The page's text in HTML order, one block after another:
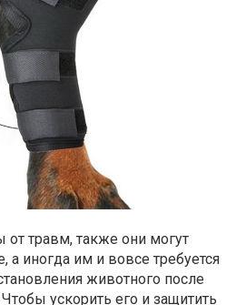
от травм, также они могут
а иногда им и вовсе требуется
животного после
ускорить его и защитить